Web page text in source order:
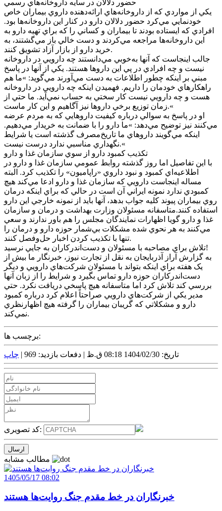
حضور دلالان در سايه داروخانه‌هاي رسمي
يکي از مواردي که از داروخانه‌هاي ارائه‌دهنده داروي بيماران خاص
خودنمايي مي‌کرد حضور دلالان دارو در کنار اين داروخانه‌ها بود.
افرادي که ايستاده بودند تا بيماران و کساني را که براي تهيه دارو به
اين داروخانه‌ها مراجعه مي‌کردند و دست خالي باز مي‌گشتند، به
خريد دارو از بازار آزاد تشويق کنند.
جالب اينجاست که آنها به‌خوبي مي‌دانستند چه دارويي در داروخانه
نيست و چه افرادي در پي اين داروها هستند. يکي از آنها در پاسخ
مبني بر اينکه چطور اطلاعات به دست مي‌آورند مي‌گويد: »ما هم
راهکارهاي خودمان را داريم. فهميدن اينکه چه دارويي در داروخانه
هست و چه دارويي نيست کار سختي به حساب نمي‌آيد. ما حتي از
زمان توزيع برخي داروها نيز آگاهيم و اين کار ماست.«
او در پاسخ به سوالي درباره کيفيت داروهايي که به مردم عرضه
مي‌کنند نيز توضيح مي‌دهد: »ما دارو را با ضمانت به خريدار مي‌دهيم.
اينکه مي‌گويند داروهاي ما تاريخ‌مصرف گذشته است يا شرايط
نگهداري مناسبي ندارد درست نيست.«
تکذيب کمبود دارو از سوي سازمان غذا و دارو
با اين تفاصيل اما روز گذشته روابط عمومي سازمان غذا و دارو در
اطلاعيه‌اي کمبود و نبود داروي «راپاميون» را تکذيب کرد. البته
مساله اينجاست دارويي که سازمان غذا و دارو ادعا مي‌کند هيچ
کمبودي ندارد نمونه ايراني آن است در حالي که براي اينکه درمان
روي بيماران پيوند کليه جواب بدهد، آنها بايد از نمونه خارجي اين دارو
استفاده کنند.متاسفانه مسئولان وزارت بهداشت و درمان و سازمان
غذا و دارو گويا اظهارات نمايندگان مجلس را هم باور ندارند و سعي
مي‌کنند به هر نحوي شده مشکلات بي‌شمار حوزه دارو و درمان را
تنها با تکذيب کردن اخبار حل‌وفصل کنند.
تلاش براي مصاحبه با مسئولان و دست‌اندرکاران به جايي نرسيد!
به گزارش آراز آذربايجان به نقل از تجارت نيوز، خبرنگار ما بيش از
يک هفته براي اينکه بتواند با مسئولان شرکت‌هاي دارويي و ديگر
دست‌اندرکاران حوزه دارو تماس بگيرد و شرايط را از زبان آنها
بررسي کند تلاش کرد اما متاسفانه هيچ پاسخي دريافت نکرد. حتي
مدير يکي از شرکت‌هاي دارويي صراحتاً اعلام کرد درباره کمبود
دارو و مشکلاتي که گريبان بيماران را گرفته هيچ اظهارنظري
نمي‌کند.
برچسب ها:
تاریخ: 1404/02/30 08:18 ق.ظ | دفعات بازدید: 969 | چاپ
کد تصویری:
1405/05/17 08:02
خبرنگاران در خط مقدم جنگ روايت‌ها هستند